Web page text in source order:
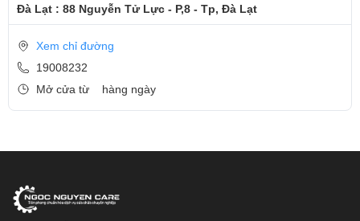
Đà Lạt : 88 Nguyễn Tử Lực - P,8 - Tp, Đà Lạt
Xem chỉ đường
19008232
Mở cửa từ
hàng ngày